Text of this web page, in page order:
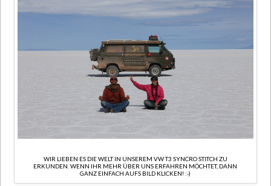
WIR LIEBEN ES DIE WELT IN UNSEREM VW T3 SYNCRO STITCH ZU
ERKUNDEN. WENN IHR MEHR ÜBER UNS ERFAHREN MÖCHTET, DANN
GANZ EINFACH AUFS BILD KLICKEN! :-)